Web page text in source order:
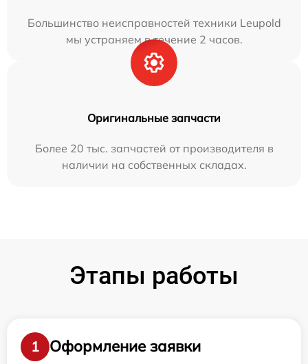
Большинство неисправностей техники Leupold
мы устраняем в течение 2 часов.
Оригинальные запчасти
Более 20 тыс. запчастей от производителя в
наличии на собственных складах.
Этапы работы
1
Оформление заявки